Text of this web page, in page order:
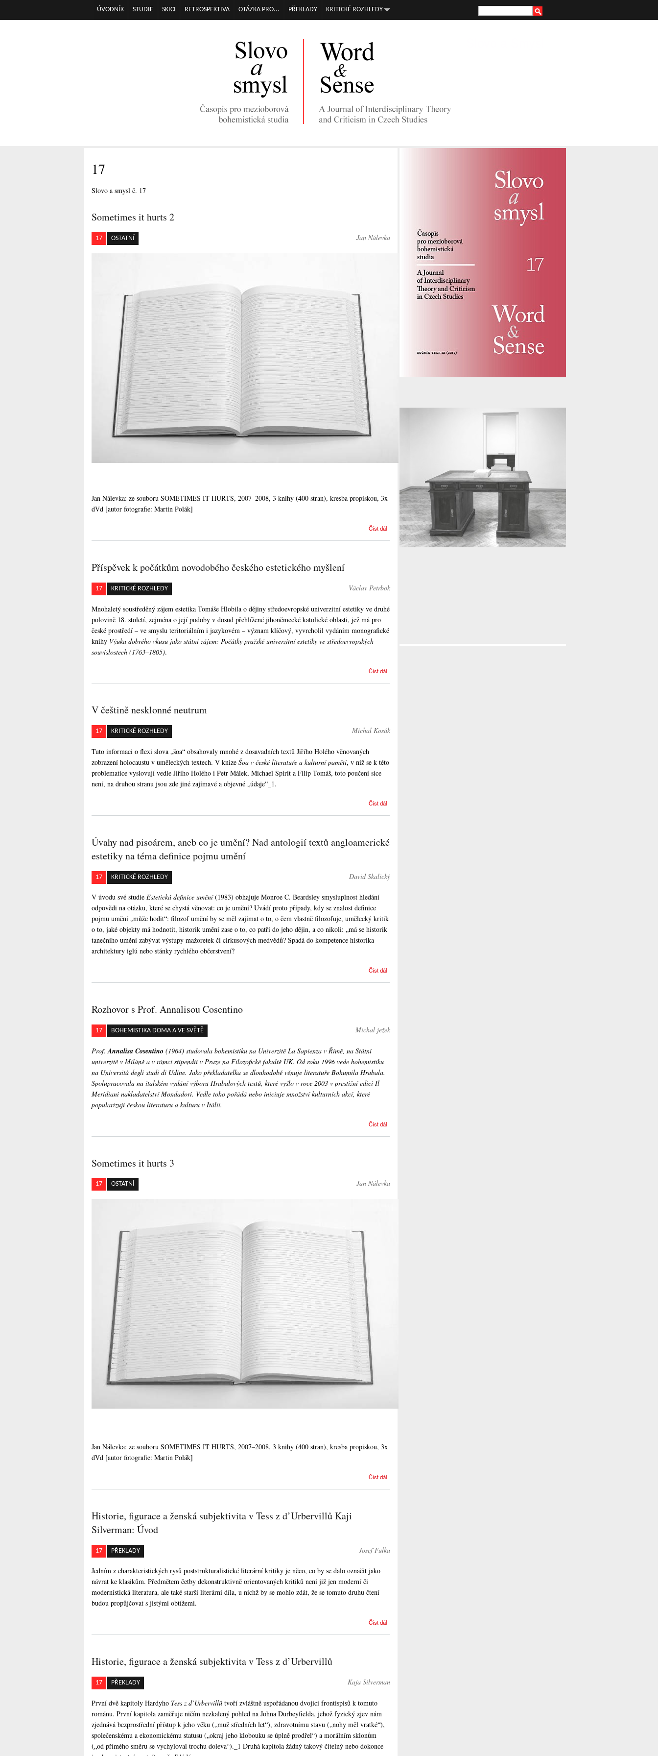
Přejít k
Hlavní menu
ÚVODNÍK STUDIE SKICI RETROSPEKTIVA OTÁZKA PRO... PŘEKLADY KRITICKÉ ROZHLEDY
Vyhledávání
Hledat
17
Slovo a smysl č. 17
Sometimes it hurts 2
17 OSTATNÍ Jan Nálevka
Jan Nálevka: ze souboru SOMETIMES IT HURTS, 2007–2008, 3 knihy (400 stran), kresba propiskou, 3x
dVd [autor fotografie: Martin Polák]
Číst dál Sometimes
it hurts 2
Příspěvek k počátkům novodobého českého estetického myšlení
17 KRITICKÉ ROZHLEDY Václav Petrbok
Mnohaletý soustředěný zájem estetika Tomáše Hlobila o dějiny středoevropské univerzitní estetiky ve druhé
polovině 18. století, zejména o její podoby v dosud přehlížené jihoněmecké katolické oblasti, jež má pro
české prostředí – ve smyslu teritoriálním i jazykovém – význam klíčový, vyvrcholil vydáním monografické
knihy Výuka dobrého vkusu jako státní zájem: Počátky pražské univerzitní estetiky ve středoevropských
souvislostech (1763–1805).
Číst dál
novodobého
V češtině nesklonné neutrum
17 KRITICKÉ ROZHLEDY Michal Kosák
Tuto informaci o flexi slova „šoa“ obsahovaly mnohé z dosavadních textů Jiřího Holého věnovaných
zobrazení holocaustu v uměleckých textech. V knize Šoa v české literatuře a kulturní paměti, v níž se k této
problematice vyslovují vedle Jiřího Holého i Petr Málek, Michael Špirit a Filip Tomáš, toto poučení sice
není, na druhou stranu jsou zde jiné zajímavé a objevné „údaje“_1.
Číst dál
Úvahy nad pisoárem, aneb co je umění? Nad antologií textů angloamerické
estetiky na téma definice pojmu umění
17 KRITICKÉ ROZHLEDY David Skalický
V úvodu své studie Estetická definice umění(1983) obhajuje Monroe C. Beardsley smysluplnost hledání
odpovědi na otázku, které se chystá věnovat: co je umění? Uvádí proto případy, kdy se znalost definice
pojmu umění „může hodit“: filozof umění by se měl zajímat o to, o čem vlastně filozofuje, umělecký kritik
o to, jaké objekty má hodnotit, historik umění zase o to, co patří do jeho dějin, a co nikoli: „má se historik
tanečního umění zabývat výstupy mažoretek či cirkusových medvědů? Spadá do kompetence historika
architektury iglú nebo stánky rychlého občerstvení?
Číst dál
Rozhovor s Prof. Annalisou Cosentino
17 BOHEMISTIKA DOMA A VE SVĚTĚ Michal ježek
Prof. Annalisa Cosentino (1964) studovala bohemistiku na Univerzitě La Sapienza v Římě, na Státní
univerzitě v Miláně a v rámci stipendií v Praze na Filozofické fakultě UK. Od roku 1996 vede bohemistiku
na Università degli studi di Udine. Jako překladatelka se dlouhodobě věnuje literatuře Bohumila Hrabala.
Spolupracovala na italském vydání výboru Hrabalových textů, které vyšlo v roce 2003 v prestižní edici Il
Meridiani nakladatelství Mondadori. Vedle toho pořádá nebo iniciuje množství kulturních akcí, které
popularizují českou literaturu a kulturu v Itálii.
Číst dál
Annalisou
Sometimes it hurts 3
17 OSTATNÍ Jan Nálevka
Jan Nálevka: ze souboru SOMETIMES IT HURTS, 2007–2008, 3 knihy (400 stran), kresba propiskou, 3x
dVd [autor fotografie: Martin Polák]
Číst dál
Historie, figurace a ženská subjektivita v Tess z d’Urbervillů Kaji
Silverman: Úvod
17 PŘEKLADY Josef Fulka
Jedním z charakteristických rysů poststrukturalistické literární kritiky je něco, co by se dalo označit jako
návrat ke klasikům. Předmětem četby dekonstruktivně orientovaných kritiků není již jen moderní či
modernistická literatura, ale také starší literární díla, u nichž by se mohlo zdát, že se tomuto druhu čtení
budou propůjčovat s jistými obtížemi.
Číst dál
Historie, figurace a ženská subjektivita v Tess z d’Urbervillů
17 PŘEKLADY Kaja Silverman
První dvě kapitoly Hardyho Tess z d’Urbervillů tvoří zvláštně uspořádanou dvojici frontispisů k tomuto
románu. První kapitola zaměřuje ničím nezkalený pohled na Johna Durbeyfielda, jehož fyzický zjev nám
zjednává bezprostřední přístup k jeho věku („muž středních let“), zdravotnímu stavu („nohy měl vratké“),
společenskému a ekonomickému statusu („okraj jeho klobouku se úplně prodřel“) a morálním sklonům
(„od přímého směru se vychyloval trochu doleva“)._1 Druhá kapitola žádný takový čitelný nebo dokonce